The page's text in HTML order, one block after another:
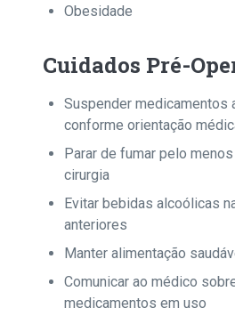
Obesidade
Cuidados Pré-
Suspender medicamentos
conforme orientação
Parar de fumar pelo
cirurgia
Evitar bebidas alcoólicas
anteriores
Manter alimentação
Comunicar ao médico
medicamentos em uso